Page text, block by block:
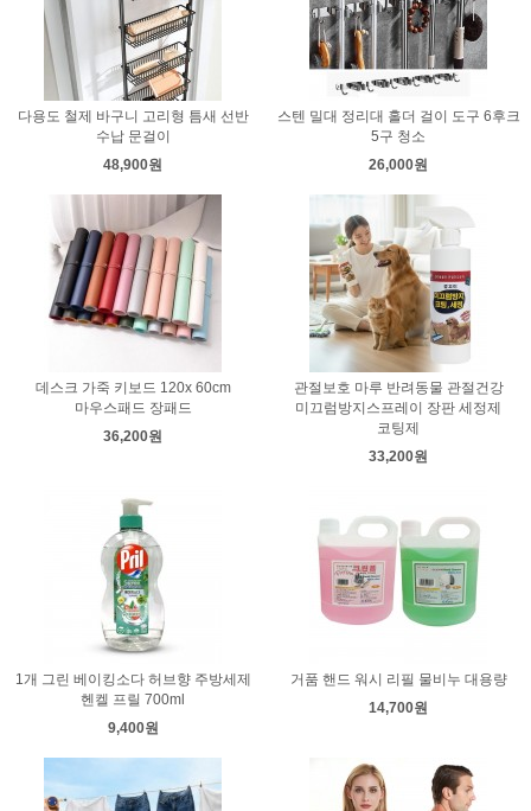
다용도 철제 바구니 고리형 틈새 선반
수납 문걸이
48,900원
스텐 밀대 정리대 홀더 걸이 도구 6후크
5구 청소
26,000원
데스크 가죽 키보드 120x 60cm
마우스패드 장패드
36,200원
관절보호 마루 반려동물 관절건강
미끄럼방지스프레이 장판 세정제
코팅제
33,200원
1개 그린 베이킹소다 허브향 주방세제
헨켈 프릴 700ml
9,400원
거품 핸드 워시 리필 물비누 대용량
14,700원